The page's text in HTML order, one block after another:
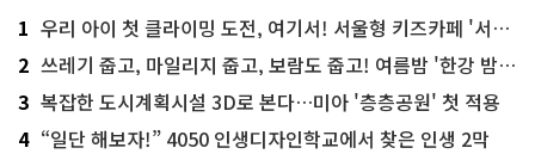
1 우리 아이 첫 클라이밍 도전, 여기서! 서울형 키즈카페 '서울가족플라자점'
2 쓰레기 줍고, 마일리지 줍고, 보람도 줍고! 여름밤 '한강 밤마실 줍깅'
3 복잡한 도시계획시설 3D로 본다…미아 '층층공원' 첫 적용
4 “일단 해보자!” 4050 인생디자인학교에서 찾은 인생 2막